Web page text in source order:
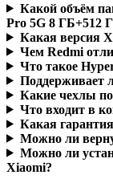
Какой объём
Pro 5G 8 ГБ+512
Какая версия
Чем Redmi
Что такое
Поддерживает
Какие чехлы
Что входит в
Какая
Можно ли
Можно ли
Xiaomi?